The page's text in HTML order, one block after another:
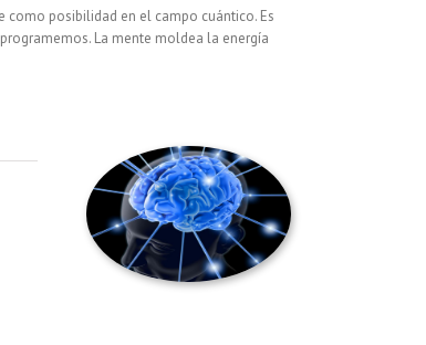
como posibilidad en el campo cuántico. Es
La mente moldea la energía